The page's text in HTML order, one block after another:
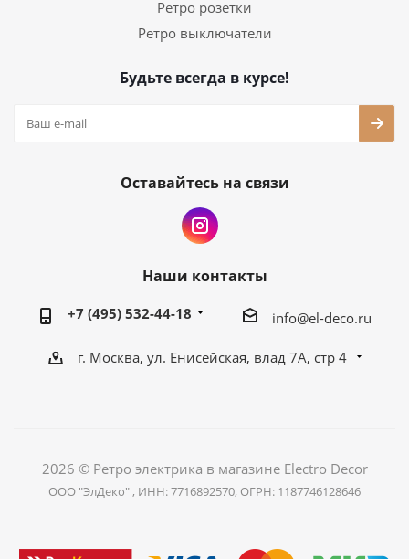
Ретро розетки
Ретро выключатели
Будьте всегда в курсе!
Оставайтесь на связи
Наши контакты
+7 (495) 532-44-18 info@el-deco.ru
г. Москва, ул. Енисейская, влад 7А, стр 4
2026 © Ретро электрика в магазине Electro Decor
ООО "ЭлДеко" , ИНН: 7716892570, ОГРН: 1187746128646